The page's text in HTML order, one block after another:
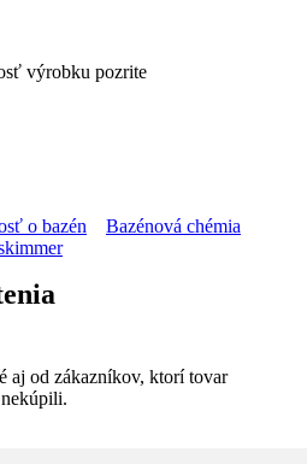
výrobku pozrite
o bazén
Bazénová chémia
aj od zákazníkov, ktorí tovar